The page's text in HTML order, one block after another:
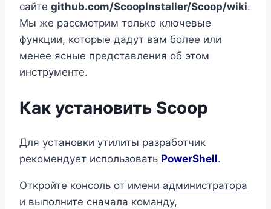
сайте github.com/ScoopInstaller/Scoop/wiki.
Мы же рассмотрим только ключевые
функции, которые дадут вам более или
менее ясные представления об этом
инструменте.
Как установить Scoop
Для установки утилиты разработчик
рекомендует использовать PowerShell.
Откройте консоль от имени администратора
и выполните сначала команду,